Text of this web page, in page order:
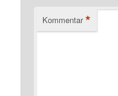
Kommentar *